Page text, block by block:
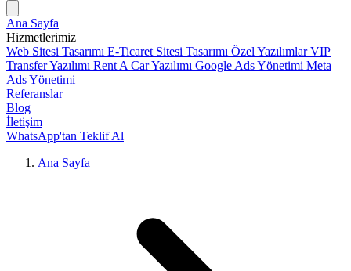
Ana Sayfa
Hizmetlerimiz
Web Sitesi Tasarımı E-Ticaret Sitesi Tasarımı Özel YazılımlarVIP
Transfer Yazılımı Rent A Car Yazılımı Google Ads Yönetimi Meta
Ads Yönetimi
Referanslar
Blog
İletişim
WhatsApp'tan Teklif Al
Ana Sayfa